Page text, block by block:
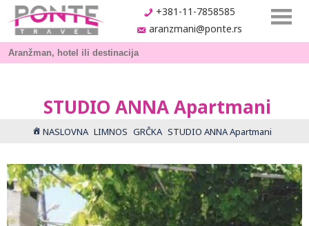
+381-11-7858585
aranzmani@ponte.rs
STUDIO ANNA Apartmani
NASLOVNA LIMNOS GRČKA STUDIO ANNA Apartmani